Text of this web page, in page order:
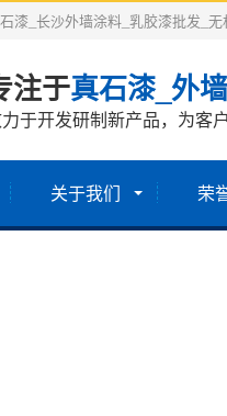
漆_长沙外墙涂料_乳胶漆批发_
注于真石漆_外
于开发研制新产品，为客
关于我们 荣